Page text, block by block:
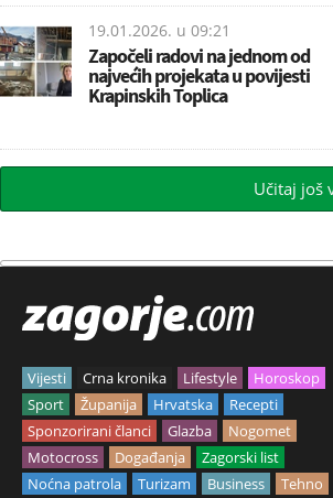
19.01.2026. u 09:21
Započeli radovi na jednom od
najvećih projekata u povijesti
Krapinskih Toplica
Učitaj još
Vijesti Crna kronika Lifestyle
Horoskop
Sport
Županija Hrvatska
Recepti
Sponzorirani članci
Glazba
Nogomet
Motocross
Događanja
Zagorski list
Noćna patrola
Turizam Business
Tehno